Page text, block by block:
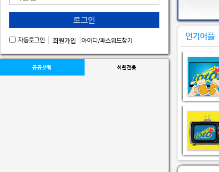
로그인
자동로그인 회원가입 아이디/패스워드찾기
공공챗팅 회원전용
인기어플